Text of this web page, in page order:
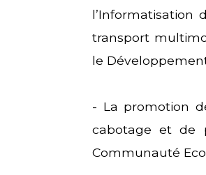
l’Informatisation
transport
le
- La promotion
cabotage et de
Communauté